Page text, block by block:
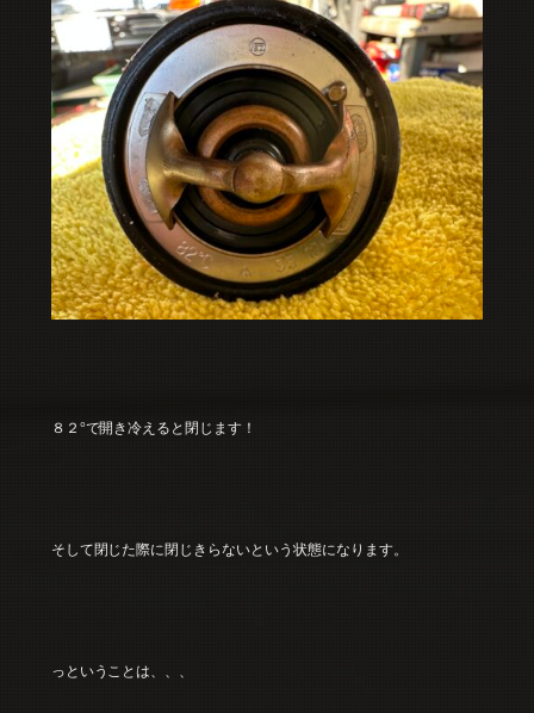
８２°で開き冷えると閉じます！
そして閉じた際に閉じきらないという状態になります。
っということは、、、